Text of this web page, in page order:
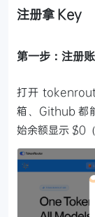
注册拿 Key
第一步：注册
打开
箱、Github 都
始余额显示 $0